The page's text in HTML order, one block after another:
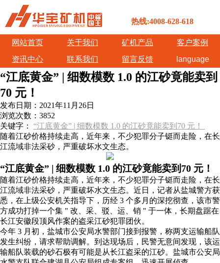
热线:4008-628-618
网站首页 关于我们 矿机产品
客户案例
资讯中心
联系我们 留言反馈 language
“江底黄金” | 细数模数 1.0 的江砂竟能卖到
70 元！
发布日期： 2021年11月26日
浏览次数： 3852
关键字： “江底黄金” | 细数模数 1.0 的江砂竟能卖到70 元！
随着江砂价格持续走高，近年来，不少犯罪分子铤而走险，在长
江流域非法采砂，严重破坏水文生态。
“江底黄金” | 细数模数 1.0 的江砂竟能卖到70 元！
随着江砂价格持续走高，近年来，不少犯罪分子铤而走险，在长
江流域非法采砂，严重破坏水文生态。近日，记者从盐城警方获
悉，在上级公安机关指导下，历经 3 个多月的深挖彻查，该市警
方成功打掉一个集 " 改、采、驳、运、销 " 于一体，长期盘踞在
长江安徽段顶风作案的盗采江砂犯罪团伙。
今年 3 月初，盐城市公安局水警部门接到报警，称两支运输船队
发生纠纷，请求帮助调解。到达现场后，民警无意间发现，该运
输船队装载的砂石极有可能是从长江盗采的江砂。盐城市公安局